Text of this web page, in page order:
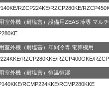
RZCP224KE/RZCP280KE/
室外機（耐塩害）設備用ZEAS 冷専 マル
室外機（耐塩害）年間冷専 電算機用
RZCP280KKE/RZCP400GKE/
室外機（耐塩害）恒温恒湿
RCMP224KKE/RCMP280KKE